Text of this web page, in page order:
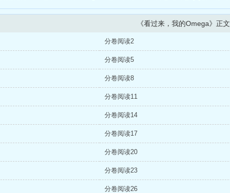
《看过来，我的Omega》正文
分卷阅读2
分卷阅读5
分卷阅读8
分卷阅读11
分卷阅读14
分卷阅读17
分卷阅读20
分卷阅读23
分卷阅读26